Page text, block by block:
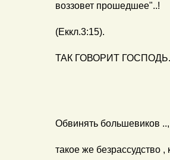
воззовет прошедшее"..!
(Еккл.3:15).
ТАК ГОВОРИТ
Обвинять большевиков
такое же безрассудство ,